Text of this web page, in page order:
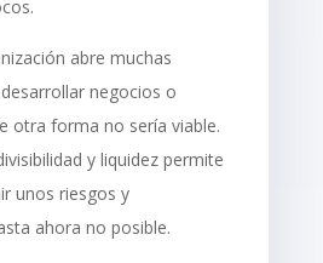
abre muchas
negocios o
otra forma no sería viable.
y liquidez permite
unos riesgos y
ahora no posible.